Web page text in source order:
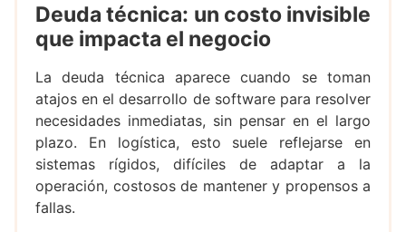
Deuda técnica: un costo invisible
que impacta el negocio
La deuda técnica aparece cuando se toman
atajos en el desarrollo de software para resolver
necesidades inmediatas, sin pensar en el largo
plazo. En logística, esto suele reflejarse en
sistemas rígidos, difíciles de adaptar a la
operación, costosos de mantener y propensos a
fallas.